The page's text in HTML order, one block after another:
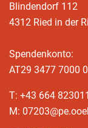
Blindendorf 112
4312 Ried in der
Spendenkonto:
AT29 3477 7000
T: +43 664
M: